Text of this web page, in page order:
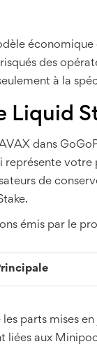
des
à la
Liquid
dans
représente
de
.
émis par le
les parts mises en
liées aux